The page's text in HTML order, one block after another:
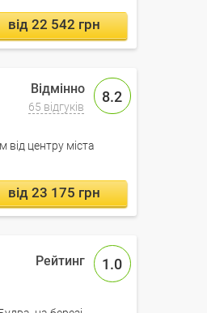
від 22 542 грн
8.2
65 відгуків
від центру міста
від 23 175 грн
1.0